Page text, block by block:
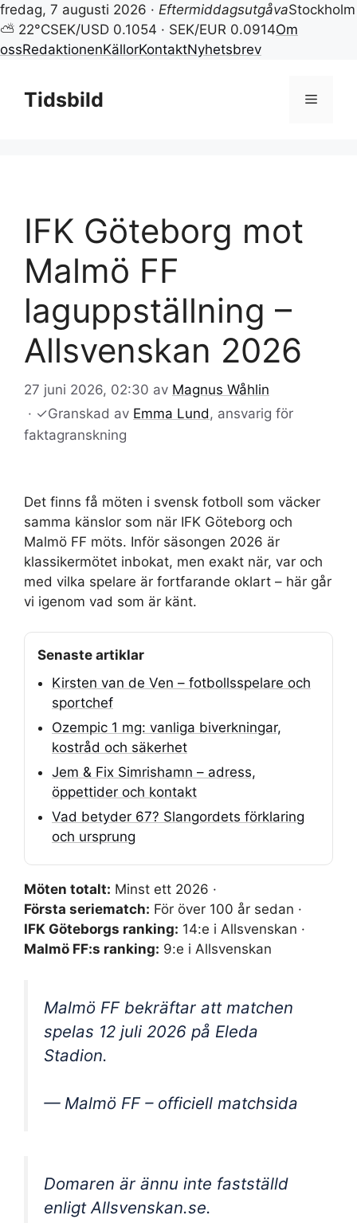
fredag, 7 augusti 2026 · EftermiddagsutgåvaStockholm
⛅ 22°CSEK/USD 0.1054 · SEK/EUR 0.0914Om
ossRedaktionenKällorKontaktNyhetsbrev
innehållTidsbild Meny
IFK Göteborg mot
Malmö FF
laguppställning –
Allsvenskan 2026
27 juni 2026, 02:30 av Magnus Wåhlin
· ✓Granskad av Emma Lund , ansvarig för
faktagranskning
Det finns få möten i svensk fotboll som väcker
samma känslor som när IFK Göteborg och
Malmö FF möts. Inför säsongen 2026 är
klassikermötet inbokat, men exakt när, var och
med vilka spelare är fortfarande oklart – här går
vi igenom vad som är känt.
Senaste artiklar
Kirsten van de Ven – fotbollsspelare och
sportchef
Ozempic 1 mg: vanliga biverkningar,
kostråd och säkerhet
Jem & Fix Simrishamn – adress,
öppettider och kontakt
Vad betyder 67? Slangordets förklaring
och ursprung
Möten totalt: Minst ett 2026 ·
Första seriematch: För över 100 år sedan ·
IFK Göteborgs ranking: 14:e i Allsvenskan ·
Malmö FF:s ranking: 9:e i Allsvenskan
Malmö FF bekräftar att matchen
spelas 12 juli 2026 på Eleda
Stadion.
— Malmö FF – officiell matchsida
Domaren är ännu inte fastställd
enligt Allsvenskan.se.